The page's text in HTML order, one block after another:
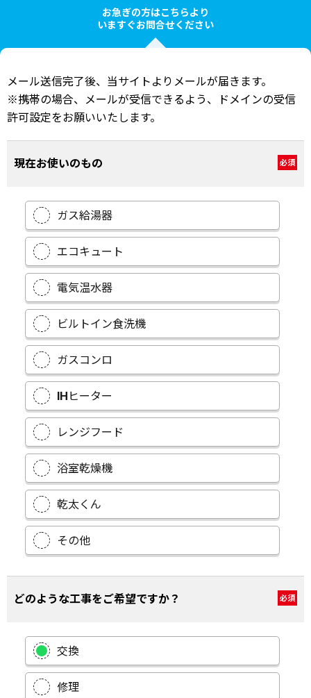
お急ぎの方はこちらより
いますぐお問合せください
メール送信完了後、当サイトよりメールが届きます。
※携帯の場合、メールが受信できるよう、ドメインの受信
許可設定をお願いいたします。
現在お使いのもの 必須
ガス給湯器
エコキュート
電気温水器
ビルトイン食洗機
ガスコンロ
IHヒーター
レンジフード
浴室乾燥機
乾太くん
その他
どのような工事をご希望ですか？ 必須
交換
修理